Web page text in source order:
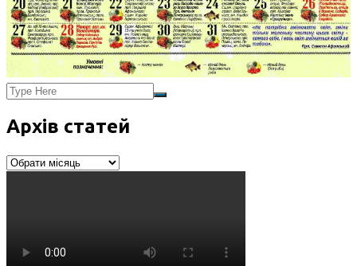
Архів статей
Архів